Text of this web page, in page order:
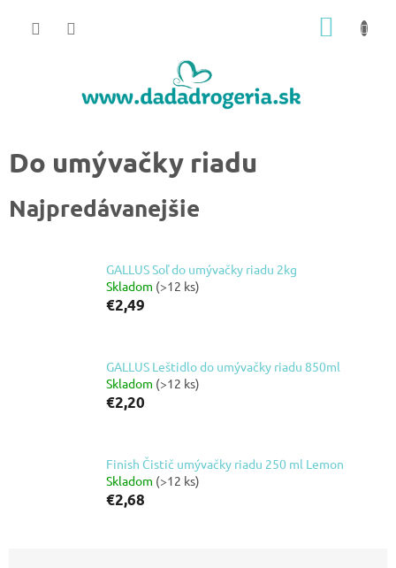
Do umývačky riadu
Najpredávanejšie
GALLUS Soľ do umývačky riadu 2kg
Skladom (>12 ks)
€2,49
GALLUS Leštidlo do umývačky riadu 850ml
Skladom (>12 ks)
€2,20
Finish Čistič umývačky riadu 250 ml Lemon
Skladom (>12 ks)
€2,68